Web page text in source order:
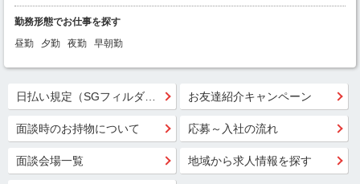
勤務形態でお仕事を探す
昼勤
夕勤 夜勤 早朝勤
お友達紹介キャンペーン
面談時のお持物について 応募～入社の流れ
面談会場一覧 地域から求人情報を探す